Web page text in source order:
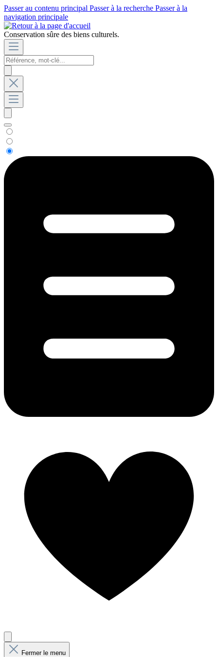
Passer au contenu principal Passer à la recherche Passer à la
navigation principale
Conservation sûre des biens culturels.
Fermer le menu